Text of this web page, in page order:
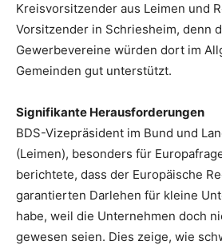
Kreisvorsitzender aus Leimen und
Vorsitzender in Schriesheim, denn
Gewerbevereine würden dort im
Gemeinden gut unterstützt.
Signifikante Herausforderungen
BDS-Vizepräsident im Bund und
(Leimen), besonders für
berichtete, dass der Europäische
garantierten Darlehen für kleine
habe, weil die Unternehmen doch
gewesen seien. Dies zeige, wie